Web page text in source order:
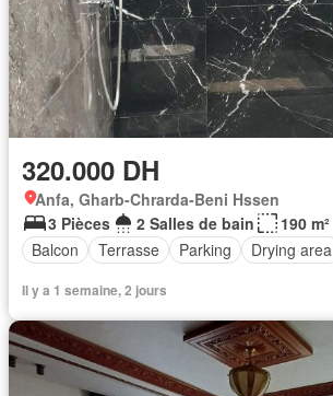
320.000 DH
Anfa, Gharb-Chrarda-Beni Hssen
3 Pièces
2 Salles de bain
190 m²
Balcon
Terrasse Parking Drying area
Il y a 1 semaine, 2 jours